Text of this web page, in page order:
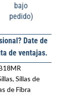
bajo
pedido)
Date de
de ventajas.
, Sillas de
de Fibra